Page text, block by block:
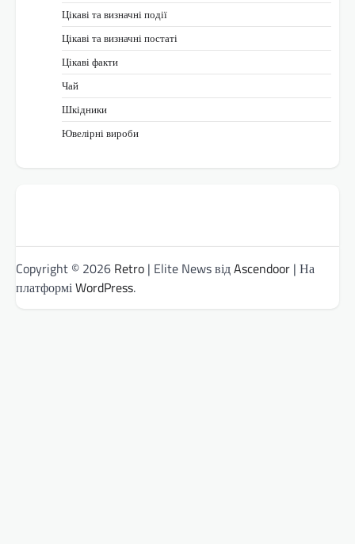
Цікаві та визначні події
Цікаві та визначні постаті
Цікаві факти
Чай
Шкідники
Ювелірні вироби
Copyright © 2026 Retro | Elite News відAscendoor | На
платформіWordPress.